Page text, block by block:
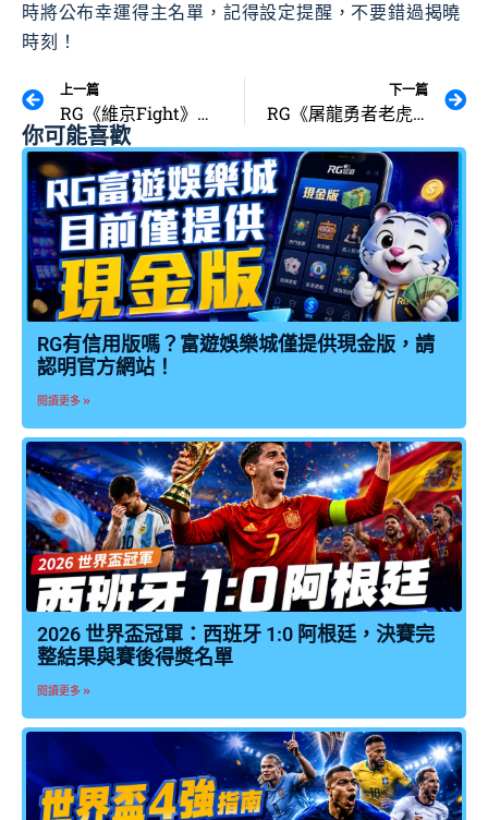
時將公布幸運得主名單，記得設定提醒，不要錯過揭曉
時刻！
上一頁
上一篇
RG《維京Fight》老虎機：點燃維京之魂，戰斧一揮狂贏2000倍！
下一篇
RG《屠龍勇者老虎機》Blitz 模式開啟極速爆分！最高爆擊51000倍
你可能喜歡
RG有信用版嗎？富遊娛樂城僅提供現金版，請
認明官方網站！
閱讀更多 »
2026 世界盃冠軍：西班牙 1:0 阿根廷，決賽完
整結果與賽後得獎名單
閱讀更多 »